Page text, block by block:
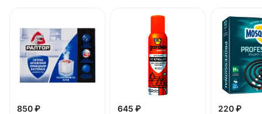
850 ₽
645 ₽
220 ₽